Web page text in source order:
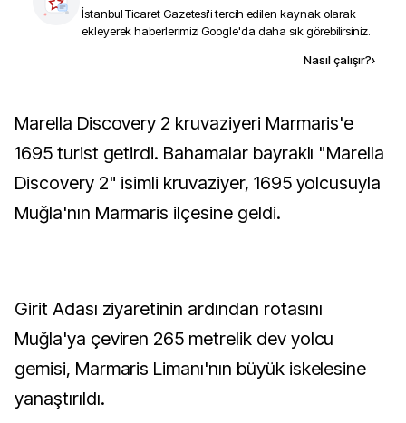
İstanbul Ticaret Gazetesi'i tercih edilen kaynak olarak
ekleyerek haberlerimizi Google'da daha sık görebilirsiniz.
Nasıl çalışır?›
Marella Discovery 2 kruvaziyeri Marmaris'e
1695 turist getirdi. Bahamalar bayraklı "Marella
Discovery 2" isimli kruvaziyer, 1695 yolcusuyla
Muğla'nın Marmaris ilçesine geldi.
Girit Adası ziyaretinin ardından rotasını
Muğla'ya çeviren 265 metrelik dev yolcu
gemisi, Marmaris Limanı'nın büyük iskelesine
yanaştırıldı.